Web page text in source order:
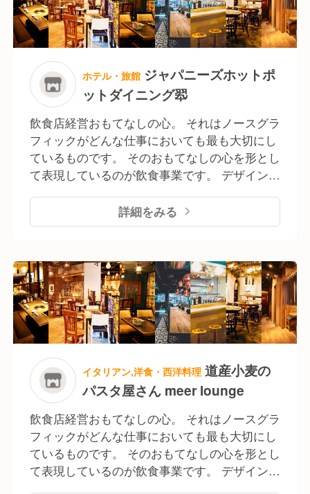
供するスタッフの笑顔、接客。 そのすべてを五
感でお客様に楽しんで頂きたい、お客様にいつ
もちょっとしたワクワクを 感じていただきた
い、そう考えています。 ▶インバウンド専門店
企画、運営 インバウンド需要に対して、飲食
店企画・運営で培った料理・接客のクオリティ
と 他事業との連携による店舗設営、営業、宣
伝等により質の高い団体旅行向けの 予約専門
ビュッフェレストラン事業を展開しています。
- ジャパニーズビュッフェダイニング 伝 -
トポットダイニング翠 ▶飲食店企画、運営
店舗ごとに異なるコンセプトでデザインされた
間をご提供しています。 - 道産小麦のパス
タ屋さんミールラウンジ - アウトドアカフェ
ミールラウンジ - Source06 - 発酵ヤード
-maze ▶業務提携 親和性・連動性の高いパ
ートナー企業様との連携により 多様な飲食サ
ービスの出店・運営を行なっています。 -
Source11(東急ステイ 札幌) - Source72(JR東
日本ホテルメッツ 札幌) - かなさん(東急ステ
イ 沖縄那覇) - The358 空・海（ホテル
The358 sora・umi 福岡） - huwa dolo（JR
東日本ホテルメッツ 渋谷) - 茜音の湯 朝食
会場(ヴィアイン赤坂)
ホテル・旅館 ジャパニーズホットポ
ットダイニング翆
飲食店経営おもてなしの心。 それはノースグラ
フィックがどんな仕事においても最も大切にし
ているものです。 そのおもてなしの心を形とし
て表現しているのが飲食事業です。 デザイン会
とらわれない多彩なメニュー展開で、多くのお
客様からご支持を頂いております。 ここでしか
ここでしか感じられない空間、 ここでしか会え
ない人、ここでしか感じられない非日常。 料理
やお酒はもちろん、その料理を楽しむ空間、提
供するスタッフの笑顔、接客。 そのすべてを五
感でお客様に楽しんで頂きたい、お客様にいつ
もちょっとしたワクワクを 感じていただきた
い、そう考えています。 ▶インバウンド専門店
企画、運営 インバウンド需要に対して、飲食
店企画・運営で培った料理・接客のクオリティ
と 他事業との連携による店舗設営、営業、宣
伝等により質の高い団体旅行向けの 予約専門
ビュッフェレストラン事業を展開しています。
- ジャパニーズビュッフェダイニング 伝 -
詳細をみる
イタリアン,洋食・西洋料理 道産小麦の
パスタ屋さん meer lounge
飲食店経営おもてなしの心。 それはノースグラ
フィックがどんな仕事においても最も大切にし
ているものです。 そのおもてなしの心を形とし
て表現しているのが飲食事業です。 デザイン会